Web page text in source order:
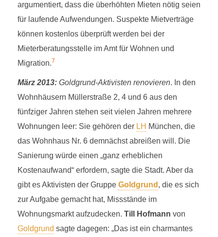
argumentiert, dass die überhöhten Mieten nötig seien
für laufende Aufwendungen. Suspekte Mietverträge
können kostenlos überprüft werden bei der
Mieterberatungsstelle im Amt für Wohnen und
Migration.7
März 2013:Goldgrund-Aktivisten renovieren. In den
Wohnhäusern Müllerstraße 2, 4 und 6 aus den
fünfziger Jahren stehen seit vielen Jahren mehrere
Wohnungen leer: Sie gehören der LH München, die
das Wohnhaus Nr. 6 demnächst abreißen will. Die
Sanierung würde einen „ganz erheblichen
Kostenaufwand“ erfordern, sagte die Stadt. Aber da
gibt es Aktivisten der Gruppe Goldgrund , die es sich
zur Aufgabe gemacht hat, Missstände im
Wohnungsmarkt aufzudecken. Till Hofmann von
Goldgrund sagte dagegen: „Das ist ein charmantes